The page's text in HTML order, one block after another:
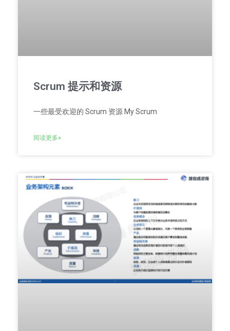
Scrum 提示和资源
一些最受欢迎的 Scrum 资源 My Scrum
阅读更多»